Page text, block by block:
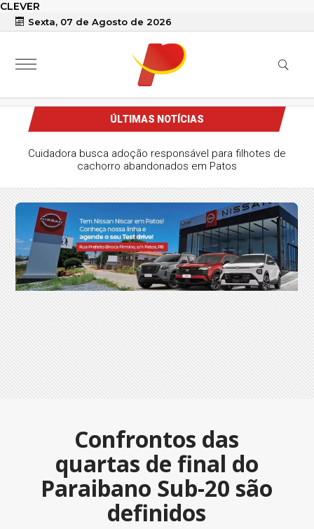
CLEVER
Sexta, 07 de Agosto de 2026
ÚLTIMAS NOTÍCIAS
Cuidadora busca adoção responsável para filhotes de
cachorro abandonados em Patos
Confrontos das
quartas de final do
Paraibano Sub-20 são
definidos